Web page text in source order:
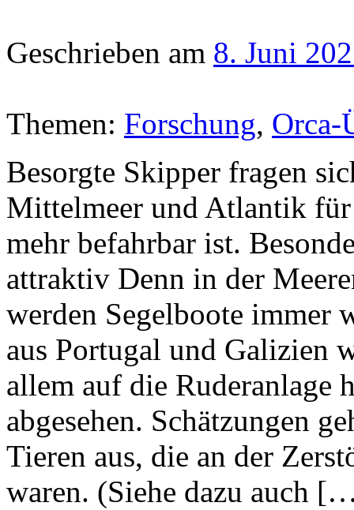
Geschrieben am 8. Juni
Themen: Forschung, Orca-
Besorgte Skipper fragen
Mittelmeer und Atlantik
mehr befahrbar ist.
attraktiv Denn in der
werden Segelboote immer
aus Portugal und Galizien
allem auf die Ruderanlage
abgesehen. Schätzungen
Tieren aus, die an der
waren. (Siehe dazu auch